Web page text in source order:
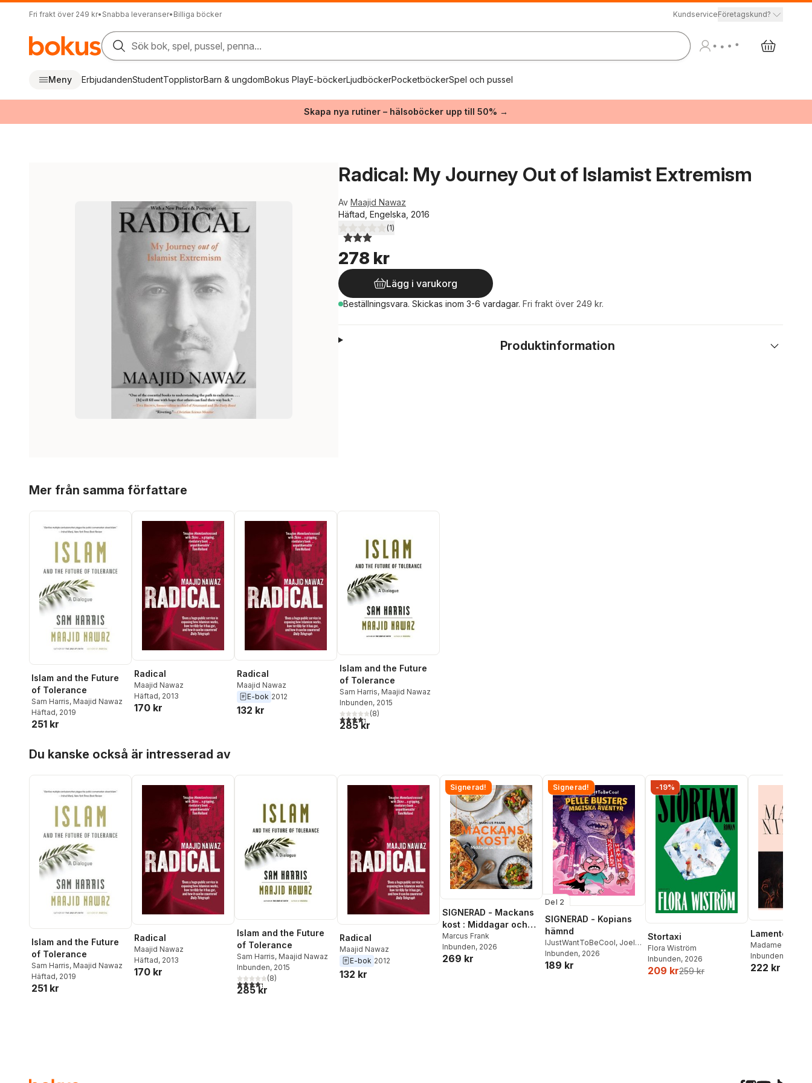
Fri frakt över 249 kr• Snabba leveranser• Billiga böcker KundserviceFöretagskund?
Sök bok, spel, pussel, penna...
Meny ErbjudandenStudentTopplistorBarn & ungdomBokus PlayE-böckerLjudböckerPocketböckerSpel och pussel
Skapa nya rutiner – hälsoböcker upp till 50% →
Radical: My Journey Out of Islamist Extremism
Av Maajid Nawaz
Häftad, Engelska, 2016
3,0utav 5 stjärnor. Totalt antal röster:
(1)
278 kr
Lägg i varukorg
Beställningsvara. Skickas inom 3-6 vardagar. Fri frakt över 249 kr.
Produktinformation
Mer från samma författare
Islam and the Future
of Tolerance
Sam Harris, Maajid Nawaz
Häftad, 2019
251 kr
Radical
Maajid Nawaz
Häftad, 2013
170 kr
Radical
Maajid Nawaz
E-bok 2012
132 kr
Islam and the Future
of Tolerance
Sam Harris, Maajid Nawaz
Inbunden, 2015
4,3utav 5 stjärnor. Totalt antal röster:
(8)
285 kr
Du kanske också är intresserad av
Islam and the Future
of Tolerance
Sam Harris, Maajid Nawaz
Häftad, 2019
251 kr
Radical
Maajid Nawaz
Häftad, 2013
170 kr
Islam and the Future
of Tolerance
Sam Harris, Maajid Nawaz
Inbunden, 2015
4,3utav 5 stjärnor. Totalt antal röster:
(8)
285 kr
Radical
Maajid Nawaz
E-bok 2012
132 kr
Signerad!
SIGNERAD - Mackans
kost : Middagar och
matlådor
Marcus Frank
Inbunden, 2026
269 kr
Signerad!
Del 2
SIGNERAD - Kopians
hämnd
IJustWantToBeCool, Joel
Adolphson,Emil Ejdemo
Beer ,Victor Beer
Inbunden, 2026
189 kr
-19%
Stortaxi
Flora Wiström
Inbunden, 2026
209 kr259 kr
Lamento
Madame Nielsen
Inbunden
222 kr